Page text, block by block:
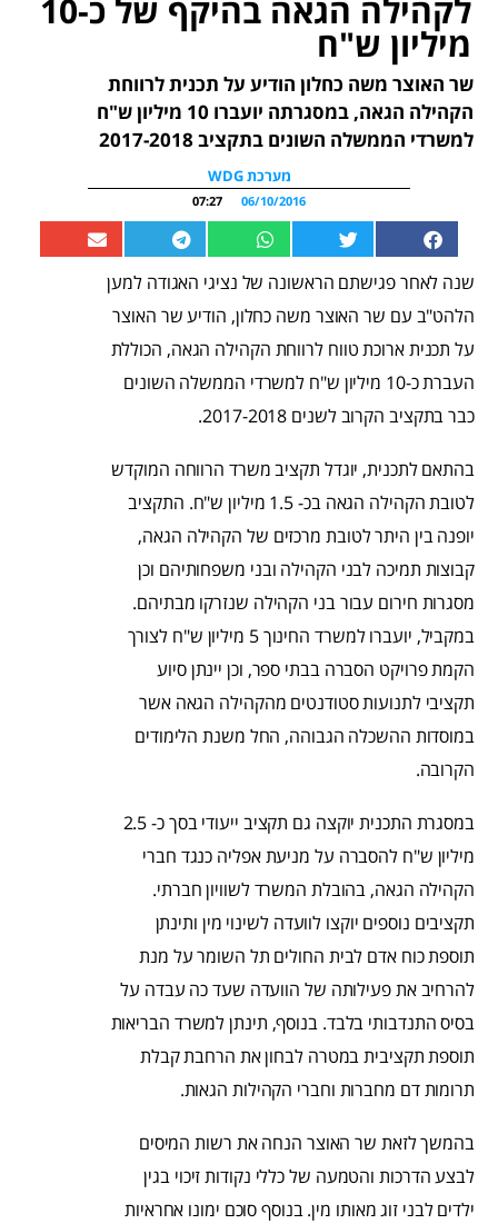
לקהילה הגאה בהיקף של כ-10
מיליון ש"ח
שר האוצר משה כחלון הודיע על תכנית לרווחת
הקהילה הגאה, במסגרתה יועברו 10 מיליון ש"ח
למשרדי הממשלה השונים בתקציב 2017-2018
מערכת WDG
06/10/2016
07:27
שנה לאחר פגישתם הראשונה של נציגי האגודה למען
הלהט"ב עם שר האוצר משה כחלון, הודיע שר האוצר
על תכנית ארוכת טווח לרווחת הקהילה הגאה, הכוללת
העברת כ-10 מיליון ש"ח למשרדי הממשלה השונים
כבר בתקציב הקרוב לשנים 2017-2018.
בהתאם לתכנית, יוגדל תקציב משרד הרווחה המוקדש
לטובת הקהילה הגאה בכ- 1.5 מיליון ש"ח. התקציב
יופנה בין היתר לטובת מרכזים של הקהילה הגאה,
קבוצות תמיכה לבני הקהילה ובני משפחותיהם וכן
מסגרות חירום עבור בני הקהילה שנזרקו מבתיהם.
במקביל, יועברו למשרד החינוך 5 מיליון ש"ח לצורך
הקמת פרויקט הסברה בבתי ספר, וכן יינתן סיוע
תקציבי לתנועות סטודנטים מהקהילה הגאה אשר
במוסדות ההשכלה הגבוהה, החל משנת הלימודים
הקרובה.
במסגרת התכנית יוקצה גם תקציב ייעודי בסך כ- 2.5
מיליון ש"ח להסברה על מניעת אפליה כנגד חברי
הקהילה הגאה, בהובלת המשרד לשוויון חברתי.
תקציבים נוספים יוקצו לוועדה לשינוי מין ותינתן
תוספת כוח אדם לבית החולים תל השומר על מנת
להרחיב את פעילותה של הוועדה שעד כה עבדה על
בסיס התנדבותי בלבד. בנוסף, תינתן למשרד הבריאות
תוספת תקציבית במטרה לבחון את הרחבת קבלת
תרומות דם מחברות וחברי הקהילות הגאות.
בהמשך לזאת שר האוצר הנחה את רשות המיסים
לבצע הדרכות והטמעה של כללי נקודות זיכוי בגין
ילדים לבני זוג מאותו מין. בנוסף סוכם ימונו אחראיות